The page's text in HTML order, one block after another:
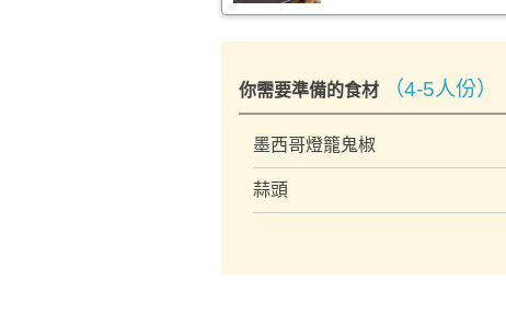
你需要準備的食材 （4-5人份）
墨西哥燈籠鬼椒
蒜頭